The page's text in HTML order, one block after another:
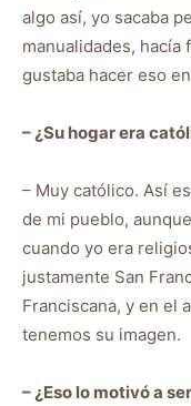
algo así, yo sacaba
manualidades, hacía
gustaba hacer eso
– ¿Su hogar era
– Muy católico. Así
de mi pueblo,
cuando yo era
justamente San
Franciscana, y en el
tenemos su imagen.
– ¿Eso lo motivó a